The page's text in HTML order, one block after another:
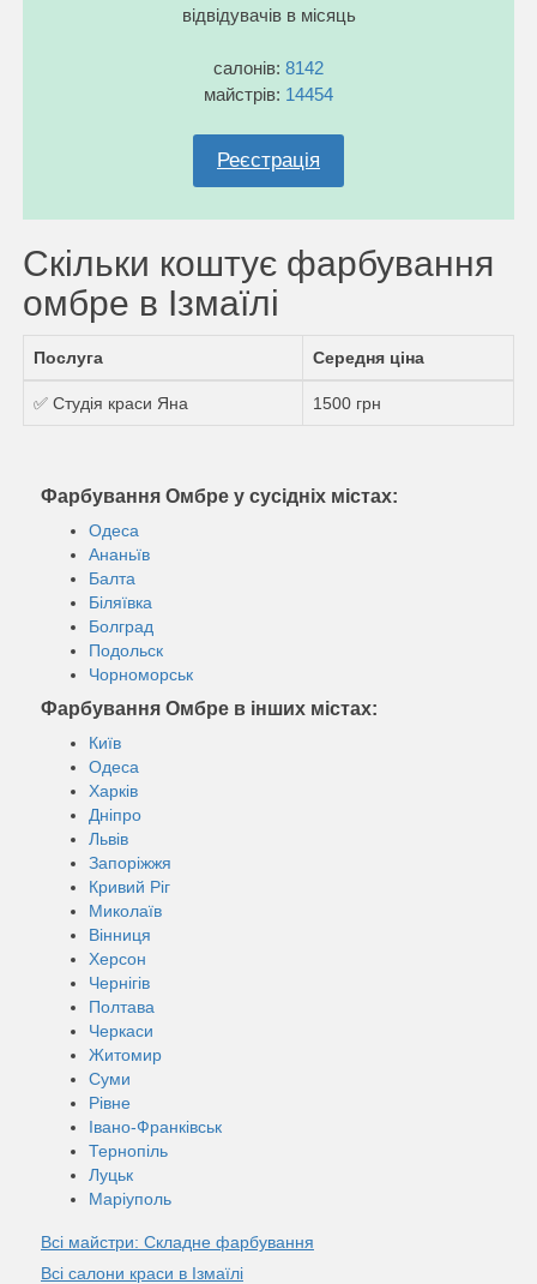
відвідувачів в місяць
салонів: 8142
майстрів: 14454
Реєстрація
Скільки коштує фарбування
омбре в Ізмаїлі
Послуга Середня ціна
✅ Студія краси Яна 1500 грн
Фарбування Омбре у сусідніх містах:
Одеса
Ананьїв
Балта
Біляївка
Болград
Подольск
Чорноморськ
Фарбування Омбре в інших містах:
Київ
Одеса
Харків
Дніпро
Львів
Запоріжжя
Кривий Ріг
Миколаїв
Вінниця
Херсон
Чернігів
Полтава
Черкаси
Житомир
Суми
Рівне
Івано-Франківськ
Тернопіль
Луцьк
Маріуполь
Всі майстри: Складне фарбування
Всі салони краси в Ізмаїлі